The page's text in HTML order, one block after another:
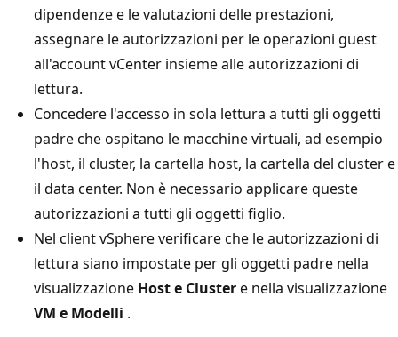
dipendenze e le valutazioni delle prestazioni,
assegnare le autorizzazioni per le operazioni guest
all'account vCenter insieme alle autorizzazioni di
lettura.
Concedere l'accesso in sola lettura a tutti gli oggetti
padre che ospitano le macchine virtuali, ad esempio
l'host, il cluster, la cartella host, la cartella del cluster e
il data center. Non è necessario applicare queste
autorizzazioni a tutti gli oggetti figlio.
Nel client vSphere verificare che le autorizzazioni di
lettura siano impostate per gli oggetti padre nella
visualizzazione Host e Clustere nella visualizzazione
VM e Modelli .